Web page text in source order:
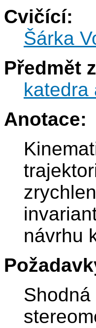
Cvičící:
Šárka
Předmět
katedra
Anotace:
návrhu